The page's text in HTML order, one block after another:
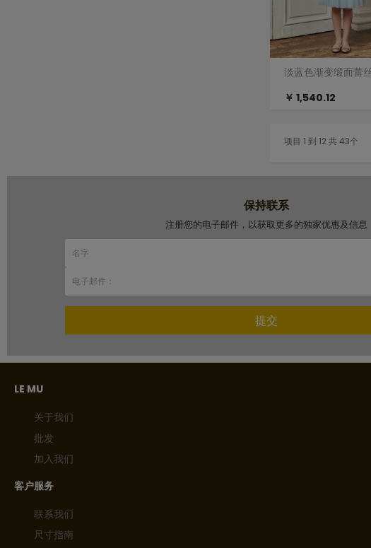
淡蓝色渐变缎面蕾
￥ 1,540.12
项目 1 到 12 共 43个
保持联系
注册您的电子邮件，以获取更多的独家优惠及信息
提交
LE MU
关于我们
批发
加入我们
客户服务
联系我们
尺寸指南